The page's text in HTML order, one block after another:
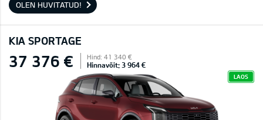
OLEN HUVITATUD!
KIA SPORTAGE
37 376 € Hind: 41 340 €
Hinnavõit: 3 964 €
LAOS